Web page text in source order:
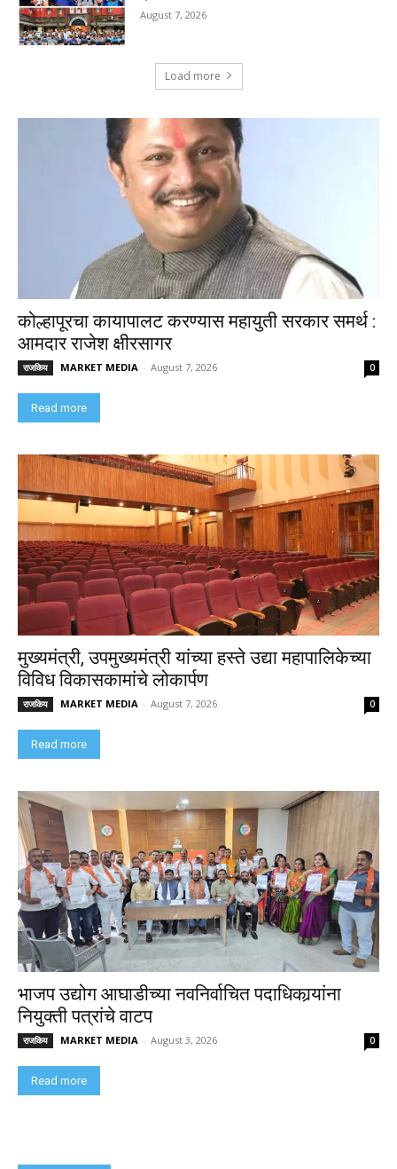
August 7, 2026
Load more
कोल्हापूरचा कायापालट करण्यास महायुती सरकार समर्थ :
आमदार राजेश क्षीरसागर
राजकिय MARKET MEDIA - August 7, 2026 0
Read more
मुख्यमंत्री, उपमुख्यमंत्री यांच्या हस्ते उद्या महापालिकेच्या
विविध विकासकामांचे लोकार्पण
राजकिय MARKET MEDIA - August 7, 2026 0
Read more
भाजप उद्योग आघाडीच्या नवनिर्वाचित पदाधिकार्‍यांना
नियुक्ती पत्रांचे वाटप
राजकिय MARKET MEDIA - August 3, 2026 0
Read more